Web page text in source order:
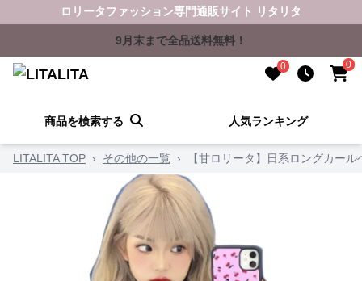
ロリータファッション専門通販サイト リタリタ
9月末まで全品送料無料！
0 0
商品を検索する 人気ランキング
LITALITA TOP › その他の一覧 › 【甘ロリータ】日系ロングカー